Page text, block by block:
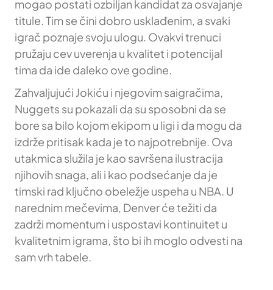
mogao postati ozbiljan kandidat za osvajanje
titule. Tim se čini dobro usklađenim, a svaki
igrač poznaje svoju ulogu. Ovakvi trenuci
pružaju cev uverenja u kvalitet i potencijal
tima da ide daleko ove godine.
Zahvaljujući Jokiću i njegovim saigračima,
Nuggets su pokazali da su sposobni da se
bore sa bilo kojom ekipom u ligi i da mogu da
izdrže pritisak kada je to najpotrebnije. Ova
utakmica služila je kao savršena ilustracija
njihovih snaga, ali i kao podsećanje da je
timski rad ključno obeležje uspeha u NBA. U
narednim mečevima, Denver će težiti da
zadrži momentum i uspostavi kontinuitet u
kvalitetnim igrama, što bi ih moglo odvesti na
sam vrh tabele.